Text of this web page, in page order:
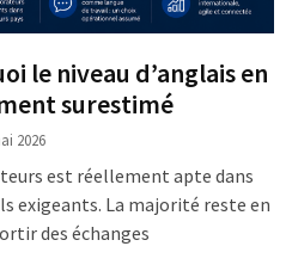
le niveau d’anglais en
surestimé
2026
est réellement apte dans
exigeants. La majorité reste en
des échanges